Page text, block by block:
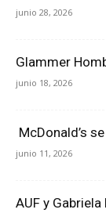
junio 28, 2026
Glammer
junio 18, 2026
McDonald’s
junio 11, 2026
AUF y